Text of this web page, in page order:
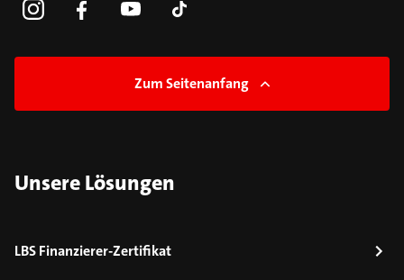
Zum Seitenanfang
Unsere Lösungen
LBS Finanzierer-Zertifikat